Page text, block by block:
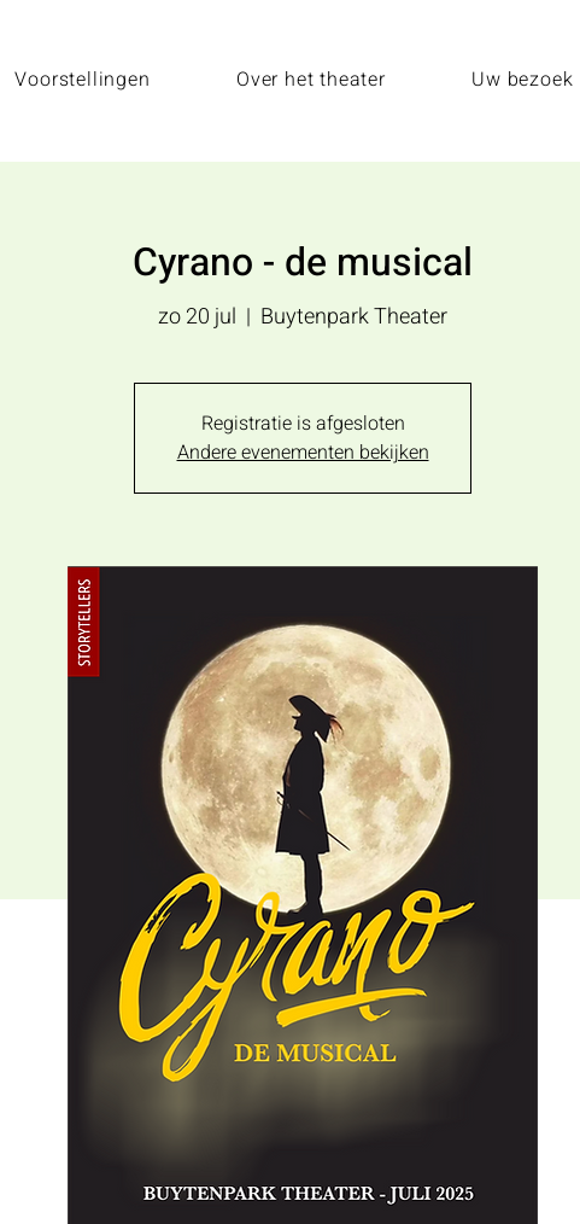
Voorstellingen Over het theater Uw bezoek
Cyrano - de musical
zo 20 jul
  |
Buytenpark Theater
Registratie is afgesloten
Andere evenementen bekijken